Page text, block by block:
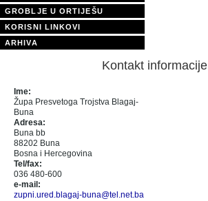
GROBLJE U ORTIJEŠU
KORISNI LINKOVI
ARHIVA
Kontakt informacije
Ime:
Župa Presvetoga Trojstva Blagaj-
Buna
Adresa:
Buna bb
88202 Buna
Bosna i Hercegovina
Tel/fax:
036 480-600
e-mail:
zupni.ured.blagaj-buna@tel.net.ba